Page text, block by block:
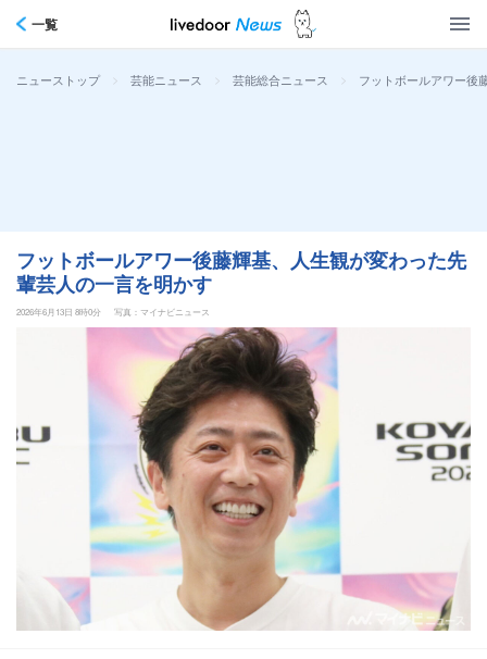
一覧
ニューストップ > 芸能ニュース > 芸能総合ニュース > フットボールアワー後
フットボールアワー後藤輝基、人生観が変わった先
輩芸人の一言を明かす
2026年6月13日 8時0分 写真：マイナビニュース